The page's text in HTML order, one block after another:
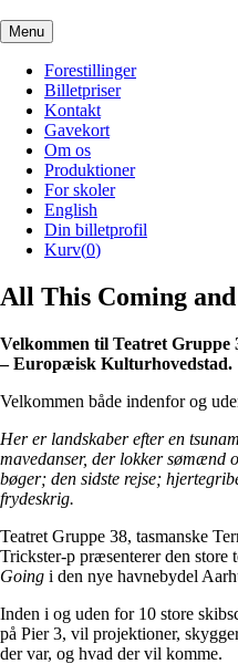
Menu
Forestillinger
Billetpriser
Kontakt
Gavekort
Om os
Produktioner
For skoler
English
Din billetprofil
Kurv(0)
All This Coming
Velkommen til Teatret Gruppe
– Europæisk Kulturhovedstad.
Velkommen både indenfor og
Her er landskaber efter en
mavedanser, der lokker sømænd
bøger; den sidste rejse;
frydeskrig.
Teatret Gruppe 38, tasmanske
Trickster-p præsenterer den store
Going i den nye havnebydel
Inden i og uden for 10 store
på Pier 3, vil projektioner,
der var, og hvad der vil komme.